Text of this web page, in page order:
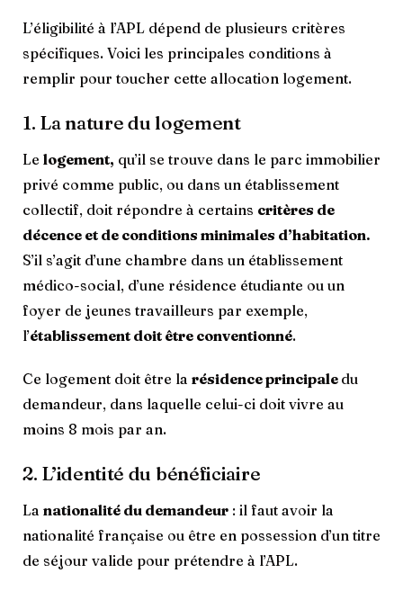
L’éligibilité à l’APL dépend de plusieurs critères
spécifiques. Voici les principales conditions à
remplir pour toucher cette allocation logement.
1. La nature du logement
Le logement, qu’il se trouve dans le parc immobilier
privé comme public, ou dans un établissement
collectif, doit répondre à certains critères de
décence et de conditions minimales d’habitation.
S’il s’agit d’une chambre dans un établissement
médico-social, d’une résidence étudiante ou un
foyer de jeunes travailleurs par exemple,
l’établissement doit être conventionné.
Ce logement doit être la résidence principale du
demandeur, dans laquelle celui-ci doit vivre au
moins 8 mois par an.
2. L’identité du bénéficiaire
La nationalité du demandeur : il faut avoir la
nationalité française ou être en possession d’un titre
de séjour valide pour prétendre à l’APL.